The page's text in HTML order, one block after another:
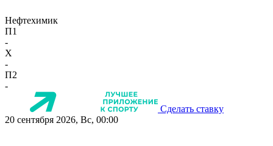
Нефтехимик
П1
-
X
-
П2
-
Сделать ставку
20 сентября 2026, Вс, 00:00